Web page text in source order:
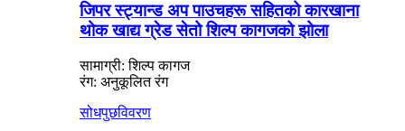
जिपर स्ट्यान्ड अप पाउचहरू सहितको कारखाना
थोक खाद्य ग्रेड सेतो शिल्प कागजको झोला
सामाग्री: शिल्प कागज
रंग: अनुकूलित रंग
सोधपुछविवरण